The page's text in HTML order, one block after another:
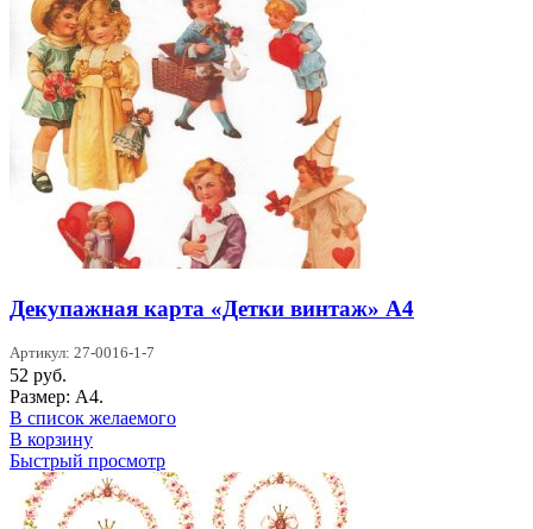
Декупажная карта «Детки винтаж» А4
Артикул: 27-0016-1-7
52 руб.
Размер: А4.
В список желаемого
В корзину
Быстрый просмотр